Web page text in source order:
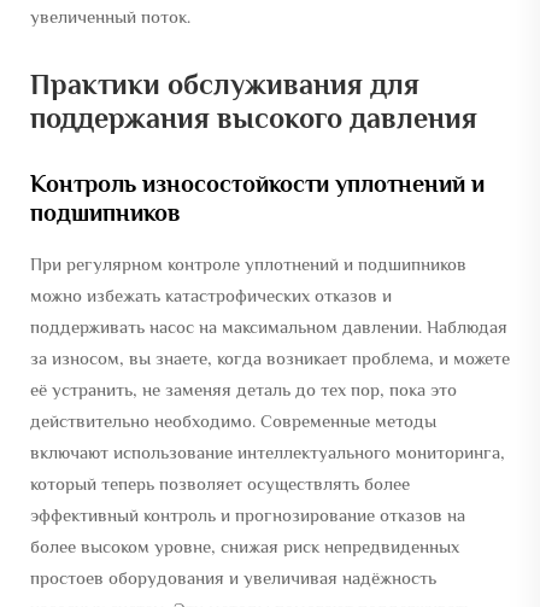
увеличенный поток.
Практики обслуживания для
поддержания высокого давления
Контроль износостойкости уплотнений и
подшипников
При регулярном контроле уплотнений и подшипников
можно избежать катастрофических отказов и
поддерживать насос на максимальном давлении. Наблюдая
за износом, вы знаете, когда возникает проблема, и можете
её устранить, не заменяя деталь до тех пор, пока это
действительно необходимо. Современные методы
включают использование интеллектуального мониторинга,
который теперь позволяет осуществлять более
эффективный контроль и прогнозирование отказов на
более высоком уровне, снижая риск непредвиденных
простоев оборудования и увеличивая надёжность